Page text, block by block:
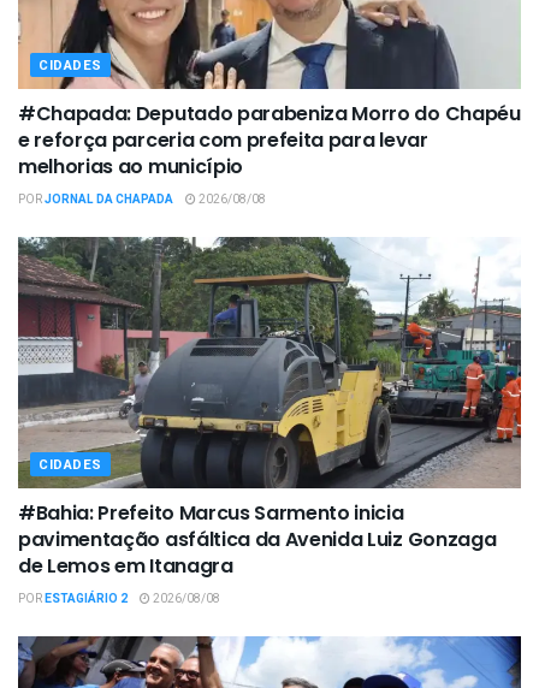
CIDADES
#Chapada: Deputado parabeniza Morro do Chapéu
e reforça parceria com prefeita para levar
melhorias ao município
PORJORNAL DA CHAPADA 2026/08/08
CIDADES
#Bahia: Prefeito Marcus Sarmento inicia
pavimentação asfáltica da Avenida Luiz Gonzaga
de Lemos em Itanagra
PORESTAGIÁRIO 2 2026/08/08